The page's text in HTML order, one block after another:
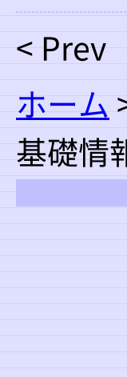
< Prev
ホーム
基礎情